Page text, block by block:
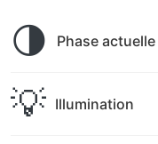
🌗 Phase actuelle
💡 Illumination